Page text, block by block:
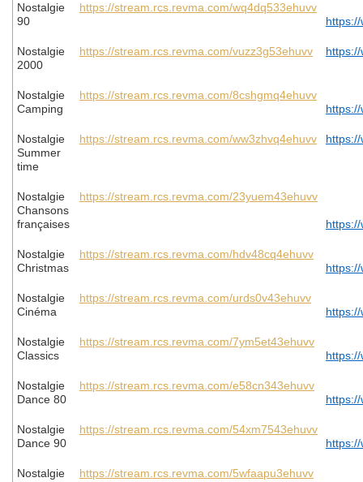
Nostalgie
90
https://stream.rcs.revma.com/wq4dq533ehuvv
Nostalgie
2000
https://stream.rcs.revma.com/vuzz3g53ehuvv
Nostalgie
Camping
https://stream.rcs.revma.com/8cshgmq4ehuvv
Nostalgie
Summer
time
https://stream.rcs.revma.com/ww3zhvq4ehuvv
Nostalgie
Chansons
françaises
https://stream.rcs.revma.com/23yuem43ehuvv
Nostalgie
Christmas
https://stream.rcs.revma.com/hdv48cq4ehuvv
Nostalgie
Cinéma
https://stream.rcs.revma.com/urds0v43ehuvv
Nostalgie
Classics
https://stream.rcs.revma.com/7ym5et43ehuvv
Nostalgie
Dance 80
https://stream.rcs.revma.com/e58cn343ehuvv
Nostalgie
Dance 90
https://stream.rcs.revma.com/54xm7543ehuvv
Nostalgie
https://stream.rcs.revma.com/5wfaapu3ehuvv